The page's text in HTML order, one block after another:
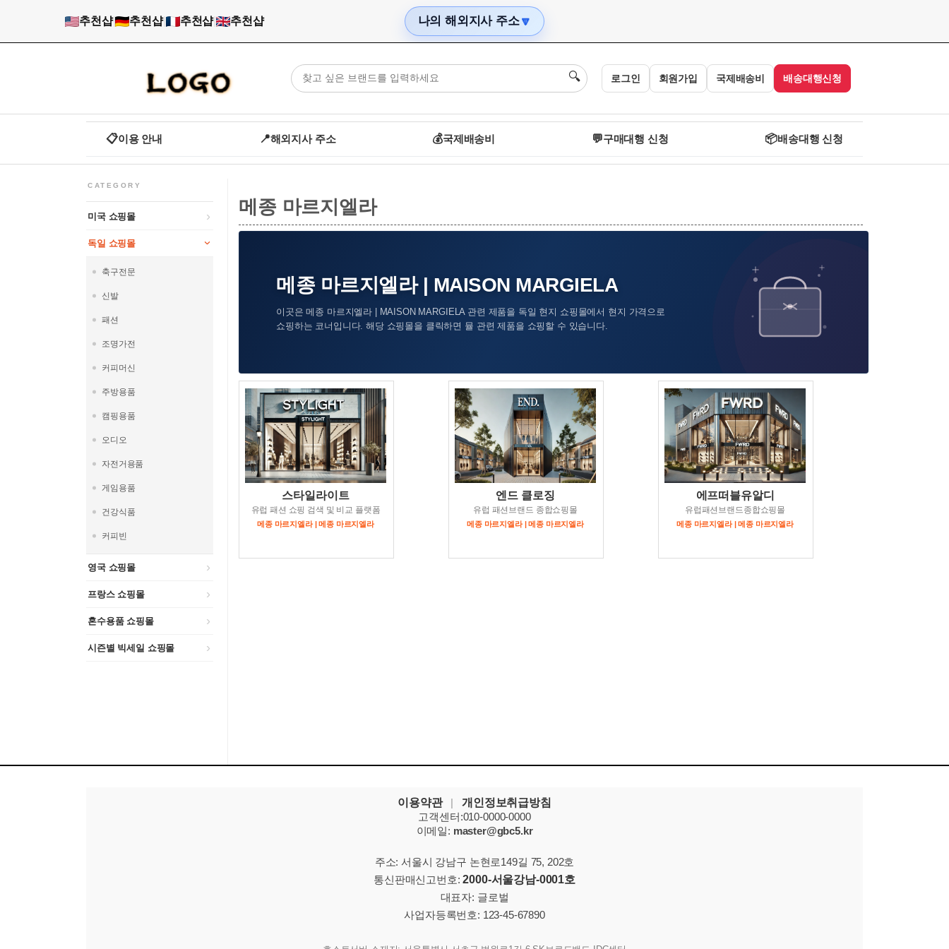
추천샵| 추천샵| 추천샵| 추천샵 나의 해외지사 주소🔽
🔍 로그인 회원가입 국제배송비 배송대행신청
📋이용 안내 📍해외지사 주소 💰국제배송비 💬구매대행 신청 📦배송대행 신청
CATEGORY
미국 쇼핑몰
독일 쇼핑몰
축구전문
신발
패션
조명가전
커피머신
주방용품
캠핑용품
오디오
자전거용품
게임용품
건강식품
커피빈
영국 쇼핑몰
프랑스 쇼핑몰
혼수용품 쇼핑몰
시즌별 빅세일 쇼핑몰
메종 마르지엘라
메종 마르지엘라 | MAISON MARGIELA
이곳은 메종 마르지엘라 | MAISON MARGIELA 관련 제품을 독일 현지 쇼핑몰에서 현지 가격으로
쇼핑하는 코너입니다. 해당 쇼핑몰을 클릭하면 뮬 관련 제품을 쇼핑할 수 있습니다.
스타일라이트
유럽 패션 쇼핑 검색 및 비교 플랫폼
메종 마르지엘라 | 메종 마르지엘라
엔드 클로징
유럽 패션브랜드 종합쇼핑몰
메종 마르지엘라 | 메종 마르지엘라
에프떠블유알디
유럽패션브랜드종합쇼핑몰
메종 마르지엘라 | 메종 마르지엘라
이용약관 |
개인정보취급방침
고객센터:010-0000-0000
이메일: master@gbc5.kr
주소: 서울시 강남구 논현로149길 75, 202호
통신판매신고번호:2000-서울강남-0001호
대표자: 글로벌
사업자등록번호: 123-45-67890